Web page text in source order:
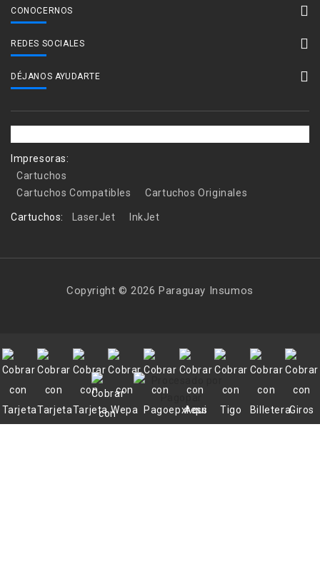
CONOCERNOS
REDES SOCIALES
DÉJANOS AYUDARTE
Impresoras:
Cartuchos
Cartuchos Compatibles
Cartuchos Originales
Cartuchos: LaserJet InkJet
Copyright © 2026 Paraguay Insumos